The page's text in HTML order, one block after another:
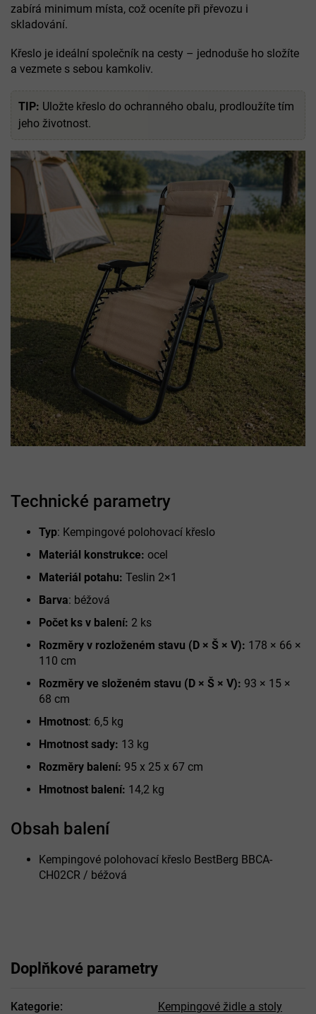
zabírá minimum místa, což oceníte při převozu i
skladování.
Křeslo je ideální společník na cesty – jednoduše ho složíte
a vezmete s sebou kamkoliv.
TIP: Uložte křeslo do ochranného obalu, prodloužíte tím
jeho životnost.
Obsah balení
Kempingové polohovací křeslo BestBerg BBCA-
CH02CR / béžová
Technické parametry
Typ: Kempingové polohovací křeslo
Materiál konstrukce: ocel
Materiál potahu: Teslin 2×1
Barva: béžová
Počet ks v balení: 2 ks
Rozměry v rozloženém stavu (D × Š × V): 178 × 66 ×
110 cm
Rozměry ve složeném stavu (D × Š × V): 93 × 15 ×
68 cm
Hmotnost: 6,5 kg
Hmotnost sady: 13 kg
Rozměry balení: 95 x 25 x 67 cm
Hmotnost balení: 14,2 kg
Doplňkové parametry
Kategorie: Kempingové židle a stoly